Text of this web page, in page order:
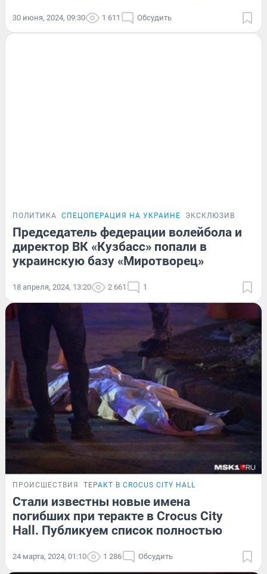
30 июня, 2024, 09:30 1 611 Обсудить
ПОЛИТИКА СПЕЦОПЕРАЦИЯ НА УКРАИНЕ ЭКСКЛЮЗИВ
Председатель федерации волейбола и
директор ВК «Кузбасс» попали в
украинскую базу «Миротворец»
18 апреля, 2024, 13:20 2 661 1
ПРОИСШЕСТВИЯ ТЕРАКТ В CROCUS CITY HALL
Стали известны новые имена
погибших при теракте в Crocus City
Hall. Публикуем список полностью
24 марта, 2024, 01:10 1 286 Обсудить